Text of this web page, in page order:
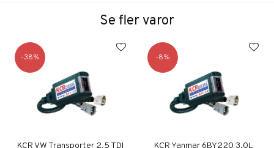
Se fler varor
38
KCR VW Transporter 2,5 TDI
8
KCR Yanmar 6BY220 3,0L